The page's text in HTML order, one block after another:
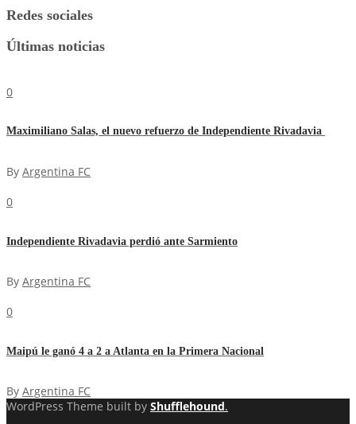
Redes sociales
Últimas noticias
0
Maximiliano Salas, el nuevo refuerzo de Independiente Rivadavia
By Argentina FC
0
Independiente Rivadavia perdió ante Sarmiento
By Argentina FC
0
Maipú le ganó 4 a 2 a Atlanta en la Primera Nacional
By Argentina FC
WordPress Theme built by Shufflehound.